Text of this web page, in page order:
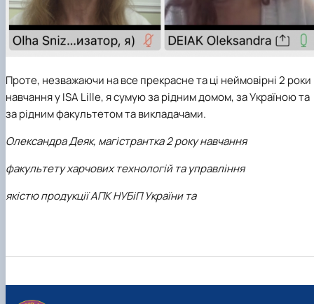
Проте, незважаючи на все прекрасне та ці неймовірні 2 роки
навчання у ISA Lille, я сумую за рідним домом, за Україною та
за рідним факультетом та викладачами.
Олександра Деяк, магістрантка 2 року навчання
факультету харчових технологій та управління
якістю продукції АПК НУБіП України та